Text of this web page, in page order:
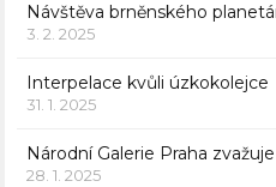
Návštěva brněnského
3. 2. 2025
Interpelace kvůli úzkokolejce
31. 1. 2025
Národní Galerie Praha
28. 1. 2025